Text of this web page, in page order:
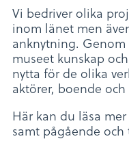
Vi bedriver olika
inom länet men
anknytning.
museet kunskap
nytta för de olika
aktörer, boende och
Här kan du läsa
samt pågående